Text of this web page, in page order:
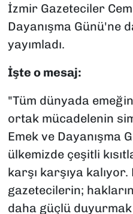
İzmir Gazeteciler
Dayanışma Günü'ne
yayımladı.
İşte o mesaj:
"Tüm dünyada
ortak mücadelenin
Emek ve Dayanışma
ülkemizde çeşitli
karşı karşıya kalıyor.
gazetecilerin;
daha güçlü